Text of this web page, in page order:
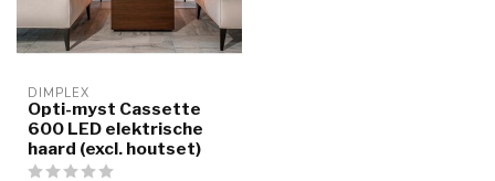
DIMPLEX
Opti-myst Cassette
600 LED elektrische
haard (excl. houtset)